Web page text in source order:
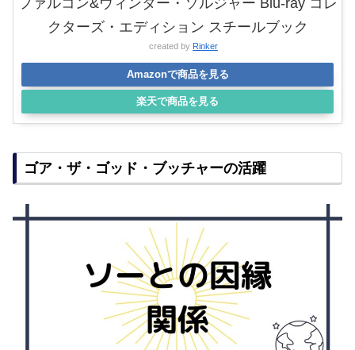
ファルコン&ウィンター・ソルジャー Blu-ray コレ
クターズ・エディション スチールブック
created by Rinker
Amazonで商品を見る
楽天で商品を見る
ゴア・ザ・ゴッド・ブッチャーの活躍